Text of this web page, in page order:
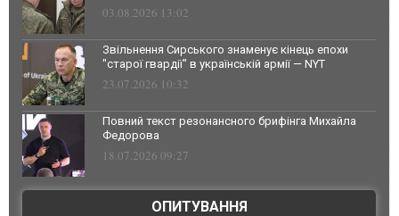
03.08.2026 13:02
Звільнення Сирського знаменує кінець епохи
"старої гвардії" в українській армії — NYT
23.07.2026 10:32
Повний текст резонансного брифінга Михайла
Федорова
18.07.2026 09:27
ОПИТУВАННЯ